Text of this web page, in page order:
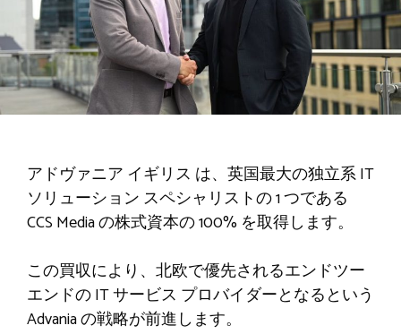
アドヴァニア イギリス は、英国最大の独立系 IT
ソリューション スペシャリストの 1 つである
CCS Media の株式資本の 100% を取得します。
この買収により、北欧で優先されるエンドツー
エンドの IT サービス プロバイダーとなるという
Advania の戦略が前進します。